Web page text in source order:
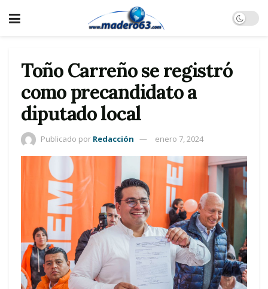
Toño Carreño se registró
como precandidato a
diputado local
Publicado por Redacción enero 7, 2024